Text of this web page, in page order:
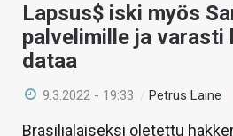
Lapsus$ iski myös
palvelimille ja varasti
dataa
9.3.2022 - 19:33 /Petrus Laine
Brasilialaiseksi oletettu